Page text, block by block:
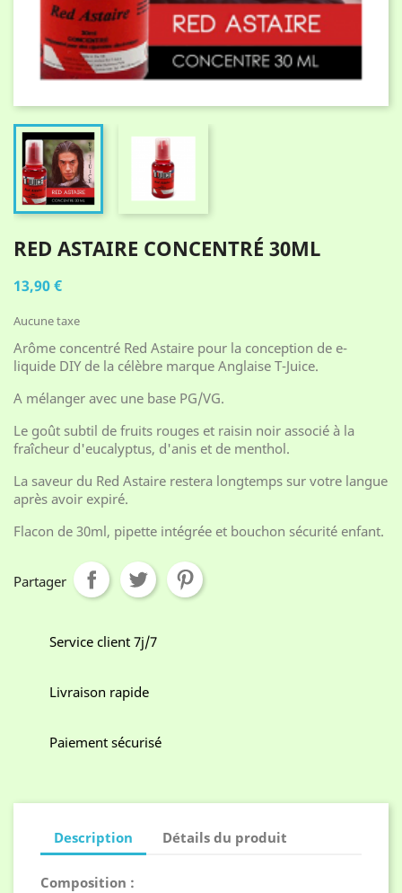
RED ASTAIRE CONCENTRÉ 30ML
13,90 €
Aucune taxe
Arôme concentré Red Astaire pour la conception de e-
liquide DIY de la célèbre marque Anglaise T-Juice.
A mélanger avec une base PG/VG.
Le goût subtil de fruits rouges et raisin noir associé à la
fraîcheur d'eucalyptus, d'anis et de menthol.
La saveur du Red Astaire restera longtemps sur votre langue
après avoir expiré.
Flacon de 30ml, pipette intégrée et bouchon sécurité enfant.
Partager
Service client 7j/7
Livraison rapide
Paiement sécurisé
Description Détails du produit
Composition :